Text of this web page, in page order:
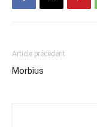
Article précédent
Morbius